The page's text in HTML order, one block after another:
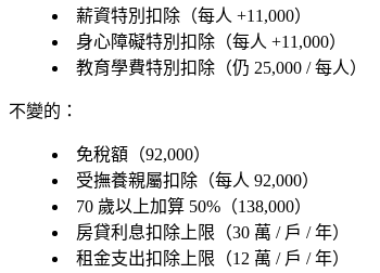
薪資特別扣除（每人 +11,000）
身心障礙特別扣除（每人 +11,000）
教育學費特別扣除（仍 25,000 / 每人）
不變的 ：
免稅額（92,000）
受撫養親屬扣除（每人 92,000）
70 歲以上加算 50%（138,000）
房貸利息扣除上限（30 萬 / 戶 / 年）
租金支出扣除上限（12 萬 / 戶 / 年）